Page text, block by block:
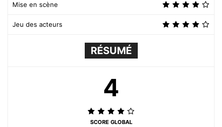
Mise en scène
Jeu des acteurs
RÉSUMÉ
4
SCORE GLOBAL